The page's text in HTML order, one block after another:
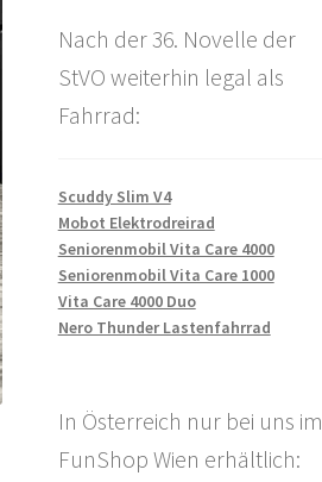
Nach der 36. Novelle der
StVO weiterhin legal als
Fahrrad:
Scuddy Slim V4
Mobot Elektrodreirad
Seniorenmobil Vita Care 4000
Seniorenmobil Vita Care 1000
Vita Care 4000 Duo
Nero Thunder Lastenfahrrad
In Österreich nur bei uns im
FunShop Wien erhältlich: